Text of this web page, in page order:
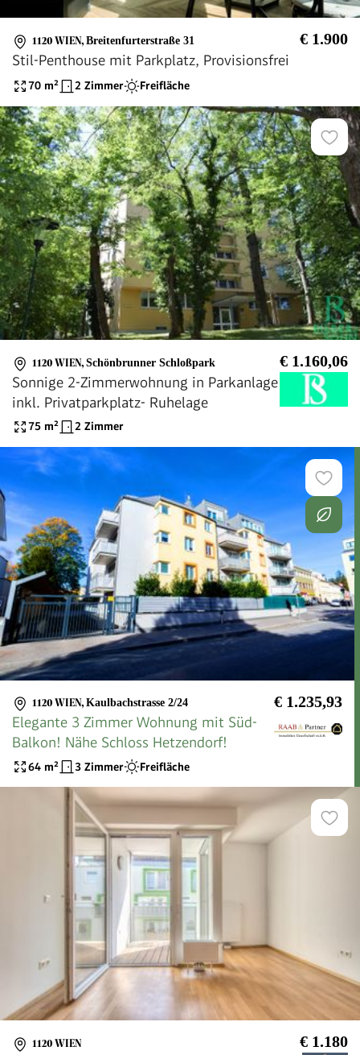
1120 WIEN, Breitenfurterstraße 31 € 1.900
Stil-Penthouse mit Parkplatz, Provisionsfrei
70 m² 2 Zimmer Freifläche
1120 WIEN, Schönbrunner Schloßpark € 1.160,06
Sonnige 2-Zimmerwohnung in Parkanlage
inkl. Privatparkplatz- Ruhelage
75 m² 2 Zimmer
1120 WIEN, Kaulbachstrasse 2/24 € 1.235,93
Elegante 3 Zimmer Wohnung mit Süd-
Balkon! Nähe Schloss Hetzendorf!
64 m² 3 Zimmer Freifläche
1120 WIEN € 1.180